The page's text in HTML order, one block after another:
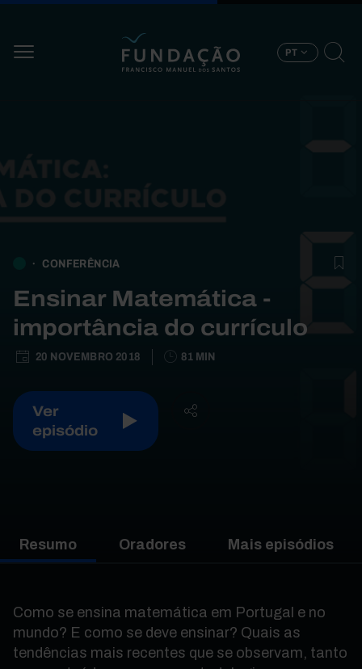
PT
CONFERÊNCIA
Ensinar Matemática -
importância do currículo
20 NOVEMBRO 2018 81 MIN
Ver
episódio
Resumo Oradores Mais episódios
Como se ensina matemática em Portugal e no
mundo? E como se deve ensinar? Quais as
tendências mais recentes que se observam, tanto